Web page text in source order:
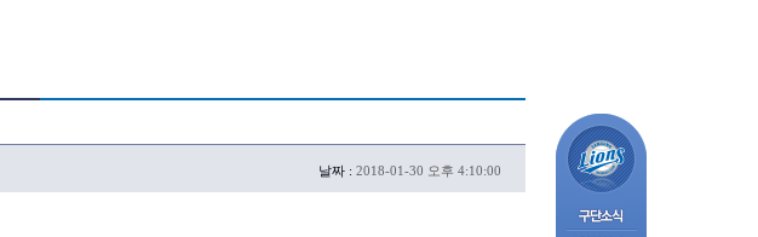
날짜 : 2018-01-30 오후 4:10:00